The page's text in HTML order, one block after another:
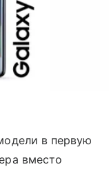
в первую
вместо